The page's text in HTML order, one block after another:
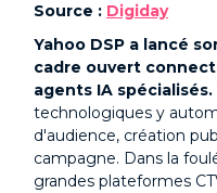
Source : Digiday
Yahoo DSP a lancé
cadre ouvert
agents IA spécialisés.
technologiques y
d'audience, création
campagne. Dans la
grandes plateformes